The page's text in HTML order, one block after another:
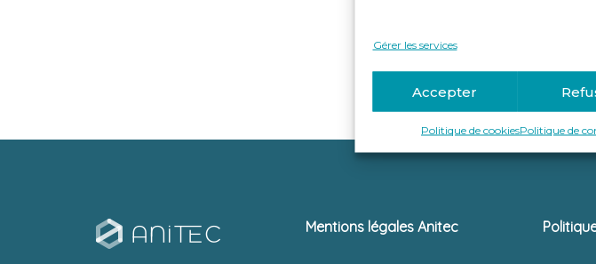
Gérer les services
Accepter
Politique de cookiesPolitique de
Mentions légales Anitec